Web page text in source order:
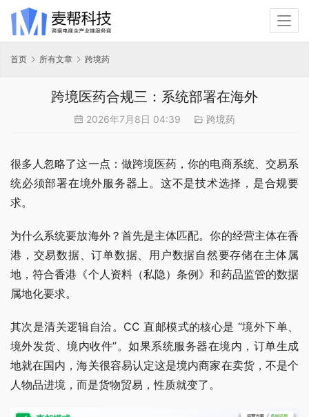
首页 所有文章 跨境药
跨境医药合规三：系统部署在海外
2026年7月8日 04:39 跨境药
很多人忽略了这一点：做跨境医药，你的电商系统、交易系
统必须部署在境外服务器上。这不是技术选择，是合规要
求。
为什么系统要放海外？首先是主体匹配。你的经营主体在香
港，交易数据、订单数据、用户数据自然要存储在主体属
地，符合香港《个人资料（私隐）条例》和药品监管的数据
属地化要求。
其次是清关逻辑自洽。CC 直邮模式的核心是 “境外下单、
境外发货、境内收件”。如果系统服务器在境内，订单生成
地就在国内，海关很容易认定这是境内商家在卖货，不是个
人物品进境，而是货物贸易，性质就变了。